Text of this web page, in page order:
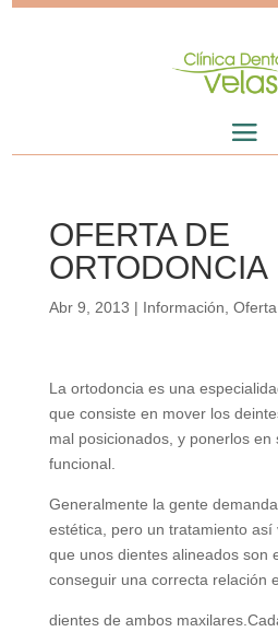
OFERTA DE
ORTODONCIA
Abr 9, 2013 | Información, Oferta
La ortodoncia es una
que consiste en mover los
mal posicionados, y ponerlos en
funcional.
Generalmente la gente
estética, pero un tratamiento así
que unos dientes alineados son
conseguir una correcta relación
dientes de ambos